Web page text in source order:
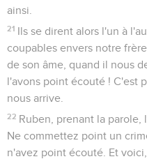
ainsi.
21 Ils se dirent alors l'un à
coupables envers notre
de son âme, quand il nous
l'avons point écouté ! C'est
nous arrive.
22 Ruben, prenant la parole,
Ne commettez point un
n'avez point écouté. Et